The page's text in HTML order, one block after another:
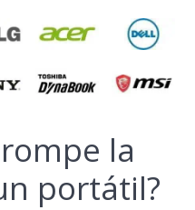
la
portátil?